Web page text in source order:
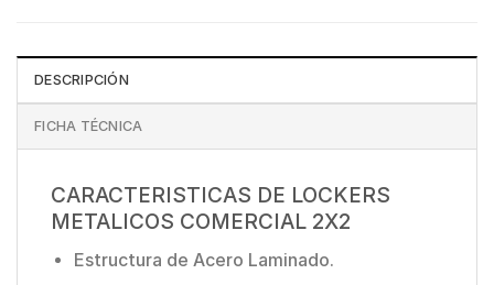
DESCRIPCIÓN
FICHA TÉCNICA
CARACTERISTICAS DE LOCKERS
METALICOS COMERCIAL 2X2
Estructura de Acero Laminado.